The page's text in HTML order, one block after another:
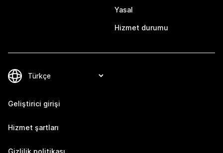
Yasal
Hizmet durumu
Geliştirici girişi
Hizmet şartları